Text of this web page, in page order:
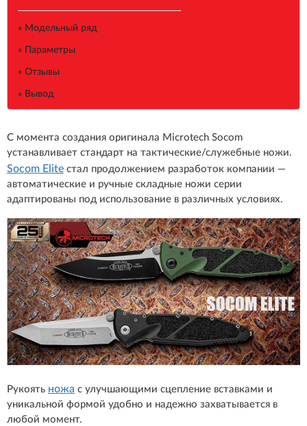
» Модельный ряд
» Параметры
» Отзывы
» Вывод
С момента создания оригинала Microtech Socom
устанавливает стандарт на тактические/служебные ножи.
Socom Elite стал продолжением разработок компании —
автоматические и ручные складные ножи серии
адаптированы под использование в различных условиях.
Рукоять ножа с улучшающими сцепление вставками и
уникальной формой удобно и надежно захватывается в
любой момент.